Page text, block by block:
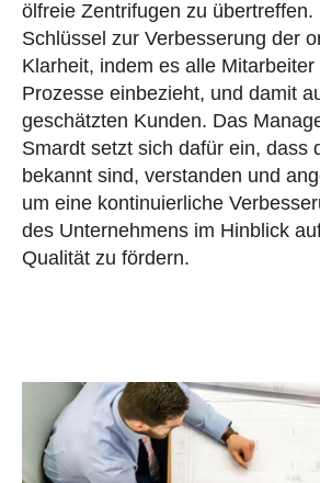
ölfreie Zentrifugen zu
Schlüssel zur Verbesserung der
Klarheit, indem es alle
Prozesse einbezieht, und damit
geschätzten Kunden. Das
Smardt setzt sich dafür ein, dass
bekannt sind, verstanden und
um eine kontinuierliche
des Unternehmens im Hinblick
Qualität zu fördern.